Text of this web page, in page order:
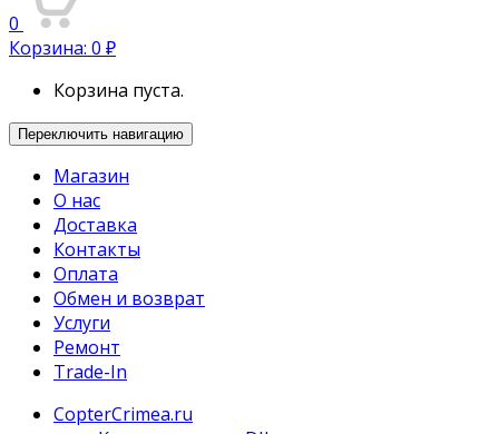
0
Корзина: 0 ₽
Корзина пуста.
Переключить навигацию
Магазин
О нас
Доставка
Контакты
Оплата
Обмен и возврат
Услуги
Ремонт
Trade-In
CopterCrimea.ru